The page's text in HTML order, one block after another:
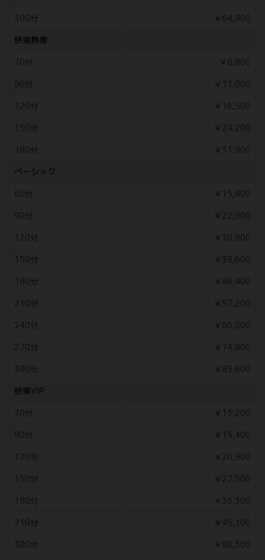
300分
￥64,900
快楽熟専
70分
￥8,800
90分
￥11,000
120分
￥16,500
150分
￥24,200
180分
￥31,900
ベーシック
60分
￥15,400
90分
￥22,000
120分
￥30,800
150分
￥39,600
180分
￥48,400
210分
￥57,200
240分
￥66,000
270分
￥74,800
300分
￥83,600
快楽VIP
70分
￥13,200
90分
￥15,400
120分
￥20,900
150分
￥27,500
180分
￥36,300
210分
￥45,100
300分
￥80,300